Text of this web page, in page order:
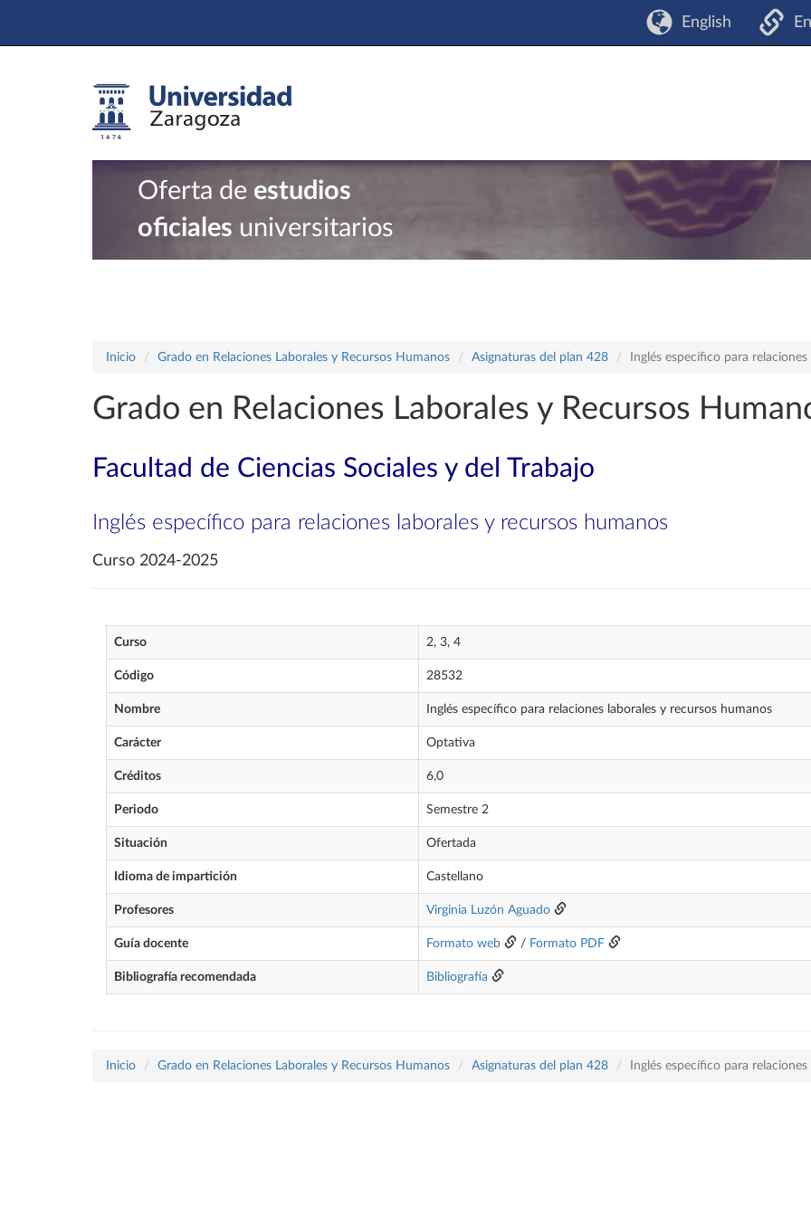
English
Oferta de estudios
oficiales universitarios
Inicio Grado en Relaciones Laborales y Recursos Humanos Asignaturas del plan 428 Inglés específico para
Grado en Relaciones Laborales y Recursos
Facultad de Ciencias Sociales y del Trabajo
Inglés específico para relaciones laborales y recursos humanos
Curso 2024-2025
Curso 2, 3, 4
Código 28532
Nombre Inglés específico para relaciones laborales y recursos humanos
Carácter Optativa
Créditos 6,0
Periodo Semestre 2
Situación Ofertada
Idioma de impartición Castellano
Profesores Virginia Luzón Aguado
Guía docente Formato web / Formato PDF
Bibliografía recomendada Bibliografía
Inicio Grado en Relaciones Laborales y Recursos Humanos Asignaturas del plan 428 Inglés específico para